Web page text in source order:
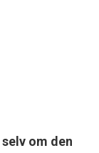
om den